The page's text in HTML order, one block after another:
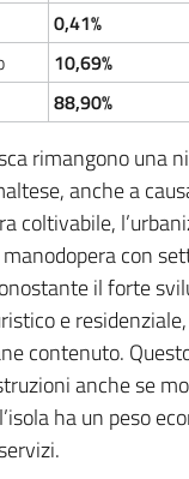
0,41%
10,69%
88,90%
rimangono una
anche a
coltivabile,
con
il forte
e
contenuto.
anche se
ha un peso